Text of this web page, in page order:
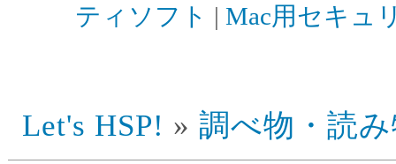
ティソフト | Mac用セキュ
Let's HSP! » 調べ物・読